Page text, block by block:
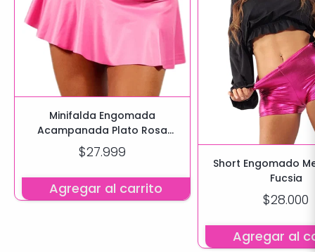
Minifalda Engomada
Acampanada Plato Rosa
Chiclet
$27.999
Agregar al carrito
Short Engomado
Fucsia
$28.000
Agregar al